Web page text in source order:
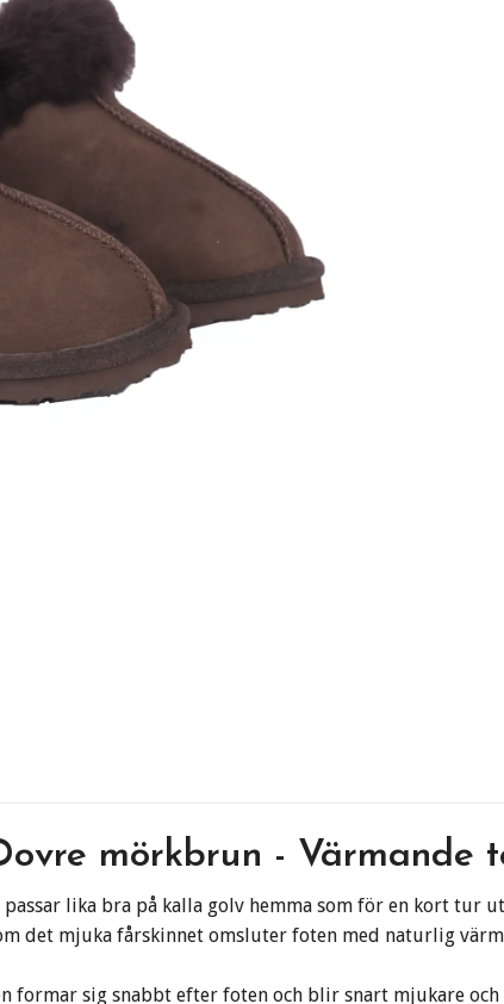
mörkbrun - Värmande
lika bra på kalla golv hemma som för en kort tur
det mjuka fårskinnet omsluter foten med naturlig
formar sig snabbt efter foten och blir snart mjukare